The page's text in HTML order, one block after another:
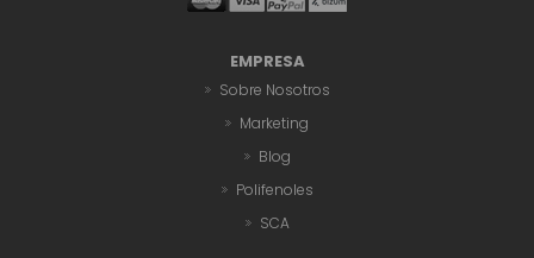
EMPRESA
Sobre Nosotros
Marketing
Blog
Polifenoles
SCA